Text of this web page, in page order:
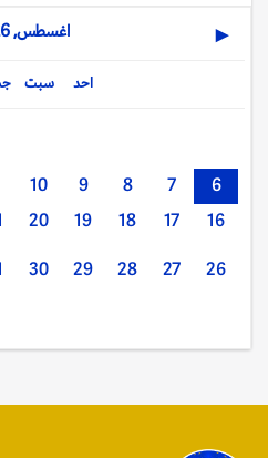
◀ اغسطس, 2026
سبت احد
6
7
8
9
10
16
17
18
19
20
26
27
28
29
30